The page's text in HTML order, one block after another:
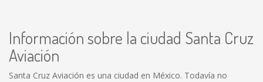
Información sobre la ciudad Santa Cruz
Aviación
Santa Cruz Aviación es una ciudad en México. Todavía no